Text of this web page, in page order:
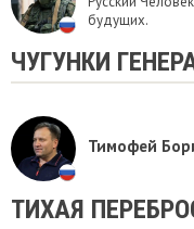
будущих.
ЧУГУНКИ
Тимофей
ТИХАЯ